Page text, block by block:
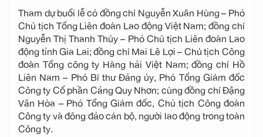
Tham dự buổi lễ có đồng chí Nguyễn Xuân Hùng – Phó
Chủ tịch Tổng Liên đoàn Lao động Việt Nam; đồng chí
Nguyễn Thị Thanh Thủy – Phó Chủ tịch Liên đoàn Lao
động tỉnh Gia Lai; đồng chí Mai Lê Lợi – Chủ tịch Công
đoàn Tổng công ty Hàng hải Việt Nam; đồng chí Hồ
Liên Nam – Phó Bí thư Đảng ủy, Phó Tổng Giám đốc
Công ty Cổ phần Cảng Quy Nhơn; cùng đồng chí Đặng
Văn Hòa – Phó Tổng Giám đốc, Chủ tịch Công đoàn
Công ty và đông đảo cán bộ, người lao động trong toàn
Công ty.